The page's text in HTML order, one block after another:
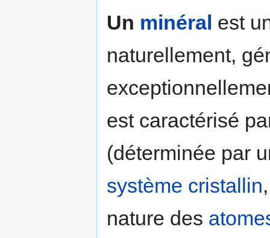
Un minéral est
naturellement,
est caractérisé
(déterminée par
système cristallin
nature des